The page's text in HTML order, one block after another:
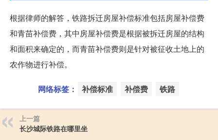
根据律师的解答，铁路拆迁房屋补偿标准包括房屋补偿费
和青苗补偿费，其中房屋补偿费是根据被拆迁房屋的结构
和面积来确定的，而青苗补偿费则是针对被征收土地上的
农作物进行补偿。
网络标签： 补偿标准 补偿费 铁路
上一篇
长沙城际铁路在哪里坐